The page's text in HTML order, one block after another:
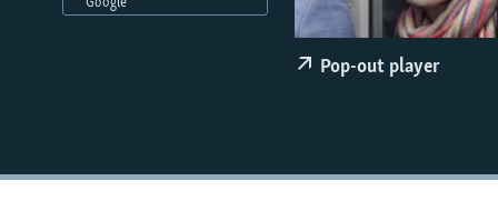
Pop-out player